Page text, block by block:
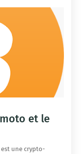
et le
une crypto-